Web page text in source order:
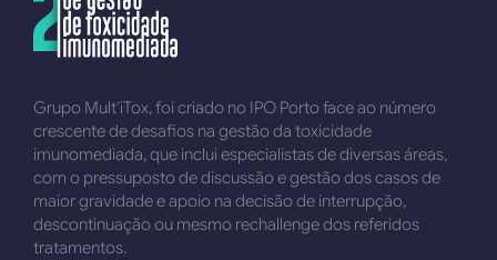
Grupo Mult’iTox, foi criado no IPO Porto face ao número
crescente de desafios na gestão da toxicidade
imunomediada, que inclui especialistas de diversas áreas,
com o pressuposto de discussão e gestão dos casos de
maior gravidade e apoio na decisão de interrupção,
descontinuação ou mesmo rechallenge dos referidos
tratamentos.